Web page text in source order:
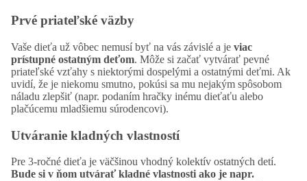
Prvé priateľské väzby
Vaše dieťa už vôbec nemusí byť na vás závislé a je viac
prístupné ostatným deťom. Môže si začať vytvárať pevné
priateľské vzťahy s niektorými dospelými a ostatnými deťmi. Ak
uvidí, že je niekomu smutno, pokúsi sa mu nejakým spôsobom
náladu zlepšiť (napr. podaním hračky inému dieťaťu alebo
plačúcemu mladšiemu súrodencovi).
Utváranie kladných vlastností
Pre 3-ročné dieťa je väčšinou vhodný kolektív ostatných detí.
Bude si v ňom utvárať kladné vlastnosti ako je napr.